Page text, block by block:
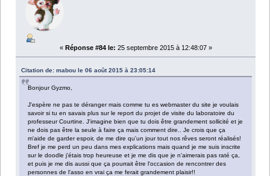
« Réponse #84 le: 25 septembre 2015 à 12:48:07 »
Citation de: mabou le 06 août 2015 à 23:05:14
Bonjour Gyzmo,
J'espère ne pas te déranger mais comme tu es webmaster du site je voulais
savoir si tu en savais plus sur le report du projet de visite du laboratoire du
professeur Courtine. J'imagine bien que tu dois être grandement sollicité et je
ne dois pas être la seule à faire ça mais comment dire.. Je crois que ça
m'aide de garder espoir, de me dire qu'un jour tout nos rêves seront réalisés!
Bref je me perd un peu dans mes explications mais quand je me suis inscrite
sur le doodle j'étais trop heureuse et je me dis que je n'aimerais pas raté ça,
et puis je me dis aussi que ça pourrait être l'occasion de rencontrer des
personnes de l'asso en vrai ça me ferait grandement plaisir!!